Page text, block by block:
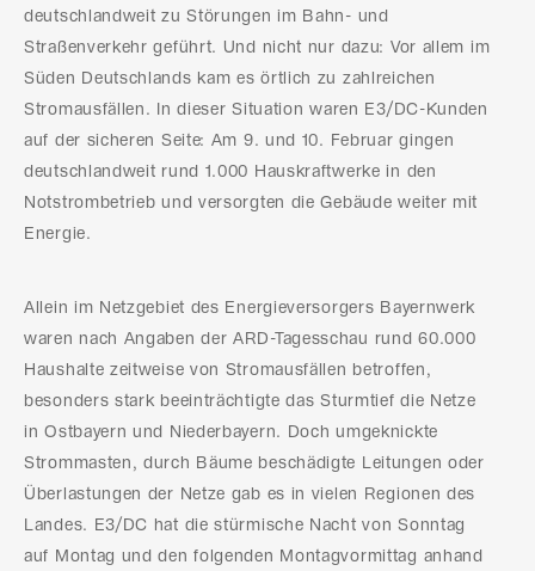
deutschlandweit zu Störungen im Bahn- und
Straßenverkehr geführt. Und nicht nur dazu: Vor allem im
Süden Deutschlands kam es örtlich zu zahlreichen
Stromausfällen. In dieser Situation waren E3/DC-Kunden
auf der sicheren Seite: Am 9. und 10. Februar gingen
deutschlandweit rund 1.000 Hauskraftwerke in den
Notstrombetrieb und versorgten die Gebäude weiter mit
Energie.
Allein im Netzgebiet des Energieversorgers Bayernwerk
waren nach Angaben der ARD-Tagesschau rund 60.000
Haushalte zeitweise von Stromausfällen betroffen,
besonders stark beeinträchtigte das Sturmtief die Netze
in Ostbayern und Niederbayern. Doch umgeknickte
Strommasten, durch Bäume beschädigte Leitungen oder
Überlastungen der Netze gab es in vielen Regionen des
Landes. E3/DC hat die stürmische Nacht von Sonntag
auf Montag und den folgenden Montagvormittag anhand